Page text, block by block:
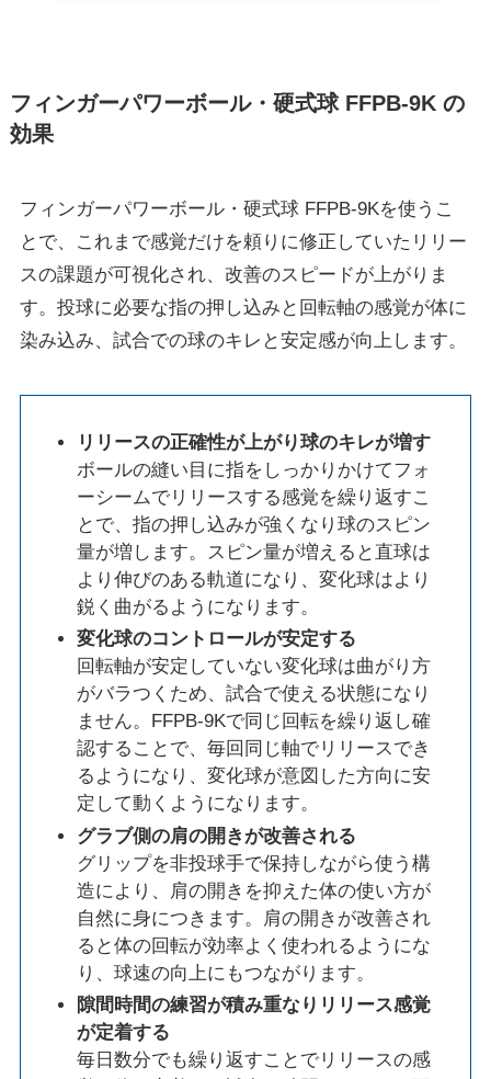
フィンガーパワーボール・硬式球 FFPB-9K の
効果
フィンガーパワーボール・硬式球 FFPB-9Kを使うこ
とで、これまで感覚だけを頼りに修正していたリリー
スの課題が可視化され、改善のスピードが上がりま
す。投球に必要な指の押し込みと回転軸の感覚が体に
染み込み、試合での球のキレと安定感が向上します。
リリースの正確性が上がり球のキレが増す
ボールの縫い目に指をしっかりかけてフォ
ーシームでリリースする感覚を繰り返すこ
とで、指の押し込みが強くなり球のスピン
量が増します。スピン量が増えると直球は
より伸びのある軌道になり、変化球はより
鋭く曲がるようになります。
変化球のコントロールが安定する
回転軸が安定していない変化球は曲がり方
がバラつくため、試合で使える状態になり
ません。FFPB-9Kで同じ回転を繰り返し確
認することで、毎回同じ軸でリリースでき
るようになり、変化球が意図した方向に安
定して動くようになります。
グラブ側の肩の開きが改善される
グリップを非投球手で保持しながら使う構
造により、肩の開きを抑えた体の使い方が
自然に身につきます。肩の開きが改善され
ると体の回転が効率よく使われるようにな
り、球速の向上にもつながります。
隙間時間の練習が積み重なりリリース感覚
が定着する
毎日数分でも繰り返すことでリリースの感